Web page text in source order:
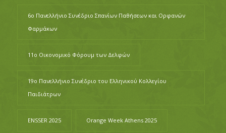
6ο Πανελλήνιο Συνέδριο Σπανίων Παθήσεων και Ορφανών
Φαρμάκων
11ο Οικονομικό Φόρουμ των Δελφών
19ο Πανελλήνιο Συνέδριο του Ελληνικού Κολλεγίου
Παιδιάτρων
ENSSER 2025 Orange Week Athens 2025